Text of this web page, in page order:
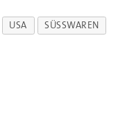
USA SÜSSWAREN